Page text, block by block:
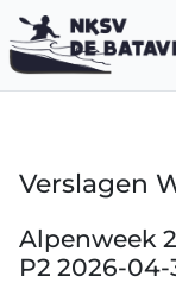
Verslagen
Alpenweek
P2 2026-04-